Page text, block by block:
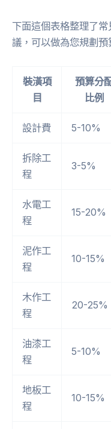
下面這個表格整理了
議，可以做為您規劃預
裝潢項
目
預算分
比例
設計費 5-10%
拆除工
程
3-5%
水電工
程
15-20%
泥作工
程
10-15%
木作工
程
20-25%
油漆工
程
5-10%
地板工
程
10-15%